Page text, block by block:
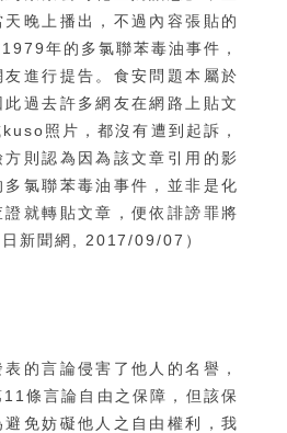
晚上播出，不過內容張貼的
年的多氯聯苯毒油事件，
進行提告。食安問題本屬於
過去許多網友在網路上貼文
照片，都沒有遭到起訴，
則認為因為該文章引用的影
氯聯苯毒油事件，並非是化
就轉貼文章，便依誹謗罪將
新聞網, 2017/09/07）
的言論侵害了他人的名譽，
條言論自由之保障，但該保
免妨礙他人之自由權利，我